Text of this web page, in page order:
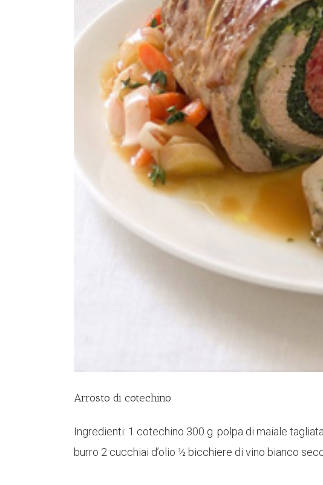
Arrosto di cotechino
Ingredienti: 1 cotechino 300 g. polpa di maiale
burro 2 cucchiai d’olio ½ bicchiere di vino bianco